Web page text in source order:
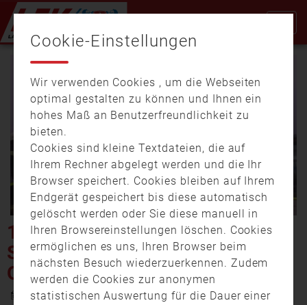
Video
133 SCHWEINE FALLEN
SCHEUNENBRAND ZUM
OPFER
17. Februar 2020 21:41
Cookie-Einstellungen
Wir verwenden Cookies , um die Webseiten
optimal gestalten zu können und Ihnen ein
hohes Maß an Benutzerfreundlichkeit zu
bieten.
Cookies sind kleine Textdateien, die auf
Ihrem Rechner abgelegt werden und die Ihr
Browser speichert. Cookies bleiben auf Ihrem
Endgerät gespeichert bis diese automatisch
gelöscht werden oder Sie diese manuell in
Ihren Browsereinstellungen löschen. Cookies
ermöglichen es uns, Ihren Browser beim
nächsten Besuch wiederzuerkennen. Zudem
werden die Cookies zur anonymen
statistischen Auswertung für die Dauer einer